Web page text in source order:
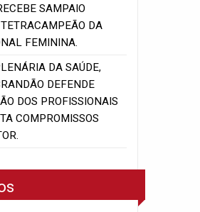
SAMPAIO
TETRACAMPEÃO DA
FEMININA.
DA SAÚDE,
DEFENDE
DOS PROFISSIONAIS
COMPROMISSOS